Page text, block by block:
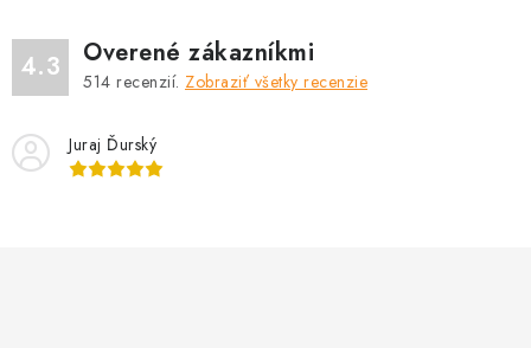
4.3 Overené zákazníkmi
514 recenzií. Zobraziť všetky recenzie
Juraj Ďurský